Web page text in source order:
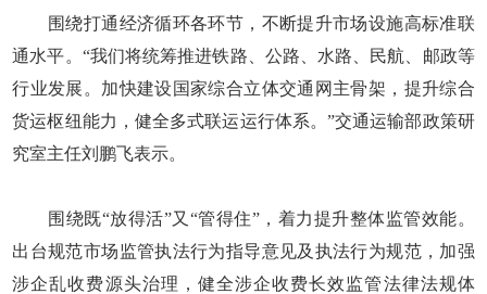
围绕打通经济循环各环节，不断提升市场设施高标准联
通水平。“我们将统筹推进铁路、公路、水路、民航、邮政等
行业发展。加快建设国家综合立体交通网主骨架，提升综合
货运枢纽能力，健全多式联运运行体系。”交通运输部政策研
究室主任刘鹏飞表示。
围绕既“放得活”又“管得住”，着力提升整体监管效能。
出台规范市场监管执法行为指导意见及执法行为规范，加强
涉企乱收费源头治理，健全涉企收费长效监管法律法规体